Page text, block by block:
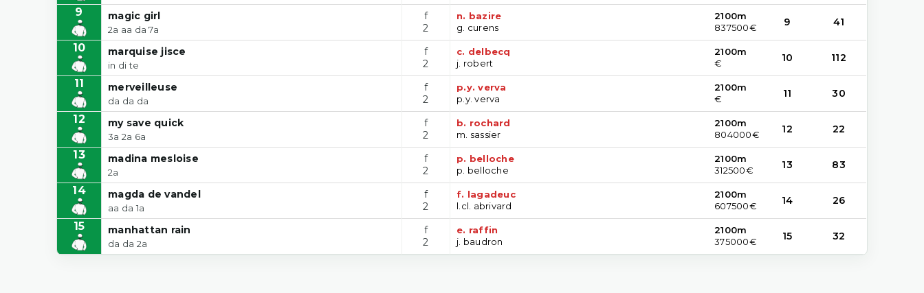
9 magic girl
2a aa da 7a
f
2
n. bazire
g. curens
2100m
837500€
9 41
10 marquise jisce
in di te
f
2
c. delbecq
j. robert
2100m
€
10 112
11 merveilleuse
da da da
f
2
p.y. verva
p.y. verva
2100m
€
11 30
12 my save quick
3a 2a 6a
f
2
b. rochard
m. sassier
2100m
804000€
12 22
13 madina mesloise
2a
f
2
p. belloche
p. belloche
2100m
312500€
13 83
14 magda de vandel
aa da 1a
f
2
f. lagadeuc
l.cl. abrivard
2100m
607500€
14 26
15 manhattan rain
da da 2a
f
2
e. raffin
j. baudron
2100m
375000€
15 32